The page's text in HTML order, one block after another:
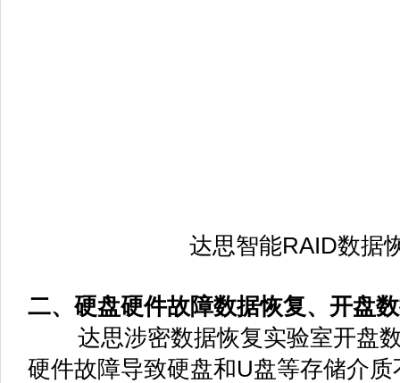
达思智能RAID数据
二、硬盘硬件故障数据恢复、开盘
达思涉密数据恢复实验室开盘数
硬件故障导致硬盘和U盘等存储介